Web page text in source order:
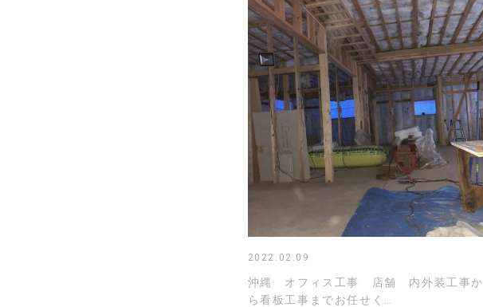
2022.02.09
沖縄 オフィス工事 店舗 内外装工事か
ら看板工事までお任せく…